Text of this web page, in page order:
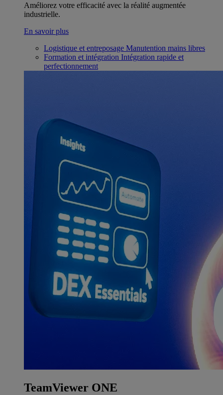
Améliorez votre efficacité avec la réalité augmentée
industrielle.
En savoir plus
Logistique et entreposage Manutention mains libres
Formation et intégration Intégration rapide et
perfectionnement
TeamViewer ONE